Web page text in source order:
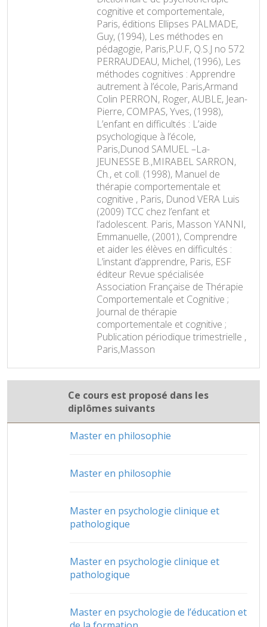
cognitive et comportementale,
Paris, éditions Ellipses PALMADE,
Guy, (1994), Les méthodes en
pédagogie, Paris,P.U.F, Q.S.J no 572
PERRAUDEAU, Michel, (1996), Les
méthodes cognitives : Apprendre
autrement à l’école, Paris,Armand
Colin PERRON, Roger, AUBLE, Jean-
Pierre, COMPAS, Yves, (1998),
L’enfant en difficultés : L’aide
psychologique à l’école,
Paris,Dunod SAMUEL –La-
JEUNESSE B.,MIRABEL SARRON,
Ch., et coll. (1998), Manuel de
thérapie comportementale et
cognitive , Paris, Dunod VERA Luis
(2009) TCC chez l’enfant et
l’adolescent. Paris, Masson YANNI,
Emmanuelle, (2001), Comprendre
et aider les élèves en difficultés :
L’instant d’apprendre, Paris, ESF
éditeur Revue spécialisée
Association Française de Thérapie
Comportementale et Cognitive ;
Journal de thérapie
comportementale et cognitive ;
Publication périodique trimestrielle ,
Paris,Masson
Ce cours est proposé dans les
diplômes suivants
Master en philosophie
Master en philosophie
Master en psychologie clinique et
pathologique
Master en psychologie clinique et
pathologique
Master en psychologie de l’éducation et